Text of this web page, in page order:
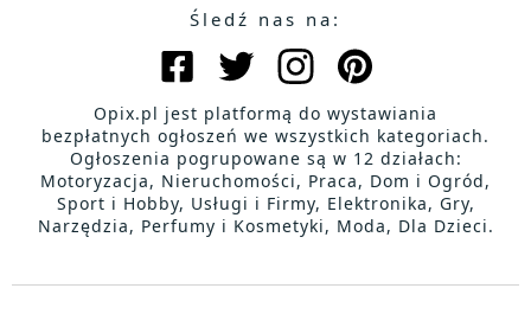
Śledź nas na:
Opix.pl jest platformą do wystawiania
bezpłatnych ogłoszeń we wszystkich kategoriach.
Ogłoszenia pogrupowane są w 12 działach:
Motoryzacja, Nieruchomości, Praca, Dom i Ogród,
Sport i Hobby, Usługi i Firmy, Elektronika, Gry,
Narzędzia, Perfumy i Kosmetyki, Moda, Dla Dzieci.